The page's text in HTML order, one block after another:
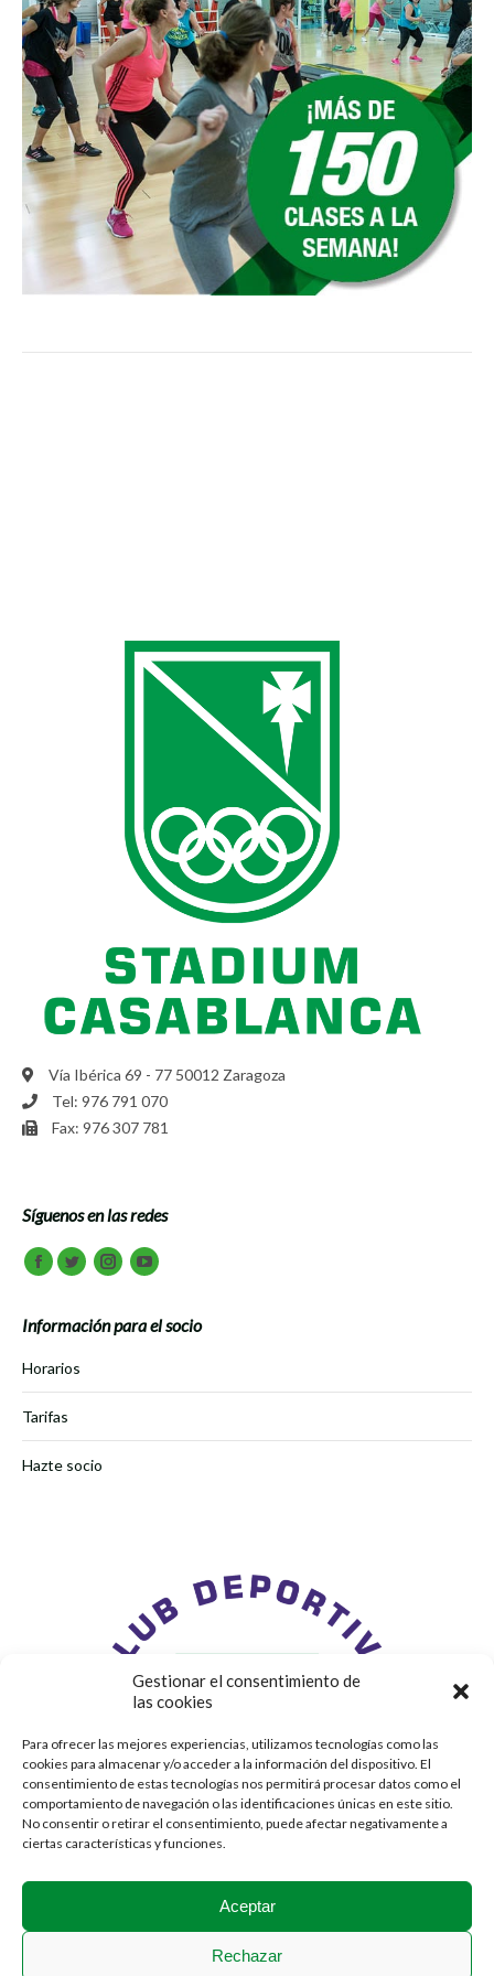
Gestionar el consentimiento de
las cookies
Para ofrecer las mejores experiencias, utilizamos tecnologías como las
cookies para almacenar y/o acceder a la información del dispositivo. El
consentimiento de estas tecnologías nos permitirá procesar datos como el
comportamiento de navegación o las identificaciones únicas en este sitio.
No consentir o retirar el consentimiento, puede afectar negativamente a
ciertas características y funciones.
Aceptar
Rechazar
experiența de bingo la cele mai înalte standarde.
În plus, Casizoid va oferi și promoții recurente pentru
jucătorii existenți, cum ar fi bonusuri de reîncărcare,
turnee exclusive și premii speciale. Aceste oferte vor fi
actualizate în mod regulat pentru a menține interesul
jucătorilor și pentru a-i recompensa pe cei mai loiali
dintre ei. Cu o astfel de abordare inovatoare, Casizoid
se va diferenția cu siguranță de concurență în 2025.
În concluzie, bonusurile de bingo fără depozit oferite
de Casizoid sunt, fără îndoială, unele dintre cele mai
atractive oferte disponibile în prezent pentru iubitorii
și bonusuri tentante, platforma Casizoid se remarcă
Vía Ibérica 69 - 77 50012 Zaragoza
Tel: 976 791 070
Fax: 976 307 781
Síguenos en las redes
Encuéntranos en:
Facebook
TwitterInstagramYoutube
Información para el socio
Horarios
Tarifas
Hazte socio